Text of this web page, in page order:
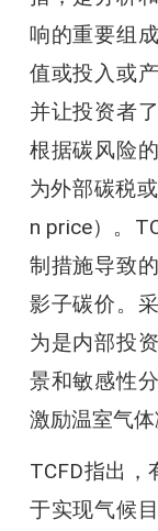
响的重要组
值或投入或
并让投资者
根据碳风险
为外部碳税
n price）。
制措施导致
影子碳价。
为是内部投
景和敏感性
激励温室气体
TCFD指出
于实现气候